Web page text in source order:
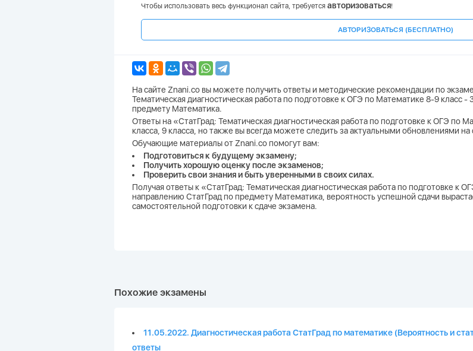
Чтобы использовать весь функционал сайта, требуется авторизоваться!
АВТОРИЗОВАТЬСЯ (БЕСПЛАТНО)
На сайте Znani.co вы можете получить ответы и методические рекомендации по
Тематическая диагностическая работа по подготовке к ОГЭ по Математике 8-9 класс
предмету Математика.
Ответы на «СтатГрад: Тематическая диагностическая работа по подготовке к ОГЭ по
класса, 9 класса, но также вы всегда можете следить за актуальными обновлениями на
Обучающие материалы от Znani.co помогут вам:
Подготовиться к будущему экзамену;
Получить хорошую оценку после экзаменов;
Проверить свои знания и быть уверенными в своих силах.
Получая ответы к «СтатГрад: Тематическая диагностическая работа по подготовке к
направлению СтатГрад по предмету Математика, вероятность успешной сдачи
самостоятельной подготовки к сдаче экзамена.
Похожие экзамены
11.05.2022. Диагностическая работа СтатГрад по математике (Вероятность и
ответы